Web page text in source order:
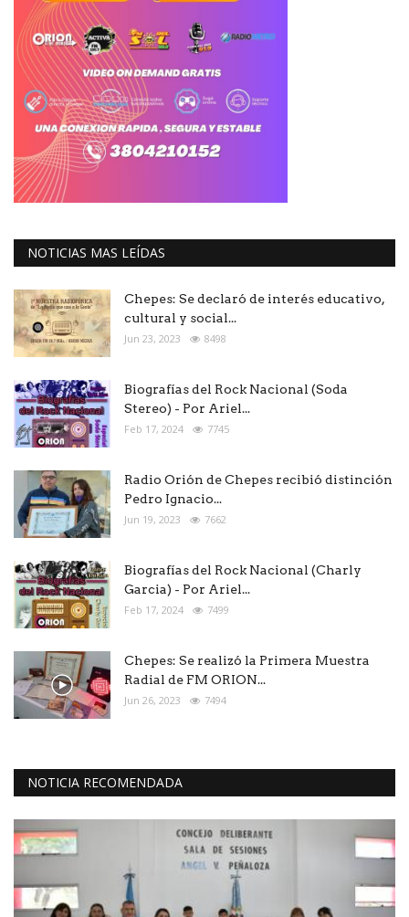
NOTICIAS MAS LEÍDAS
Chepes: Se declaró de interés educativo,
cultural y social...
Jun 23, 2023 8498
Biografías del Rock Nacional (Soda
Stereo) - Por Ariel...
Feb 17, 2024 7745
Radio Orión de Chepes recibió distinción
Pedro Ignacio...
Jun 19, 2023 7662
Biografías del Rock Nacional (Charly
Garcia) - Por Ariel...
Feb 17, 2024 7499
Chepes: Se realizó la Primera Muestra
Radial de FM ORION...
Jun 26, 2023 7494
NOTICIA RECOMENDADA